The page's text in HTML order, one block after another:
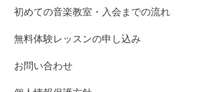
初めての音楽教室・入会までの流れ
無料体験レッスンの申し込み
お問い合わせ